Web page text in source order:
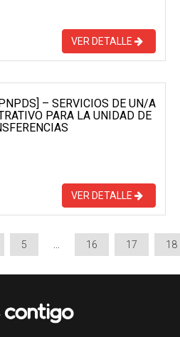
VER DETALLE
– SERVICIOS DE UN/A
PARA LA UNIDAD DE
VER DETALLE
5 16 17 18